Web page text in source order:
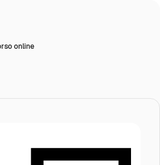
online